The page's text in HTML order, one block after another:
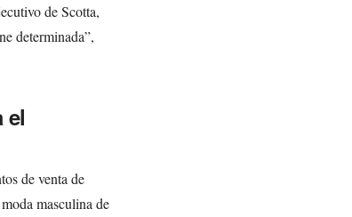
de Scotta,
determinada”,
el
de venta de
masculina de